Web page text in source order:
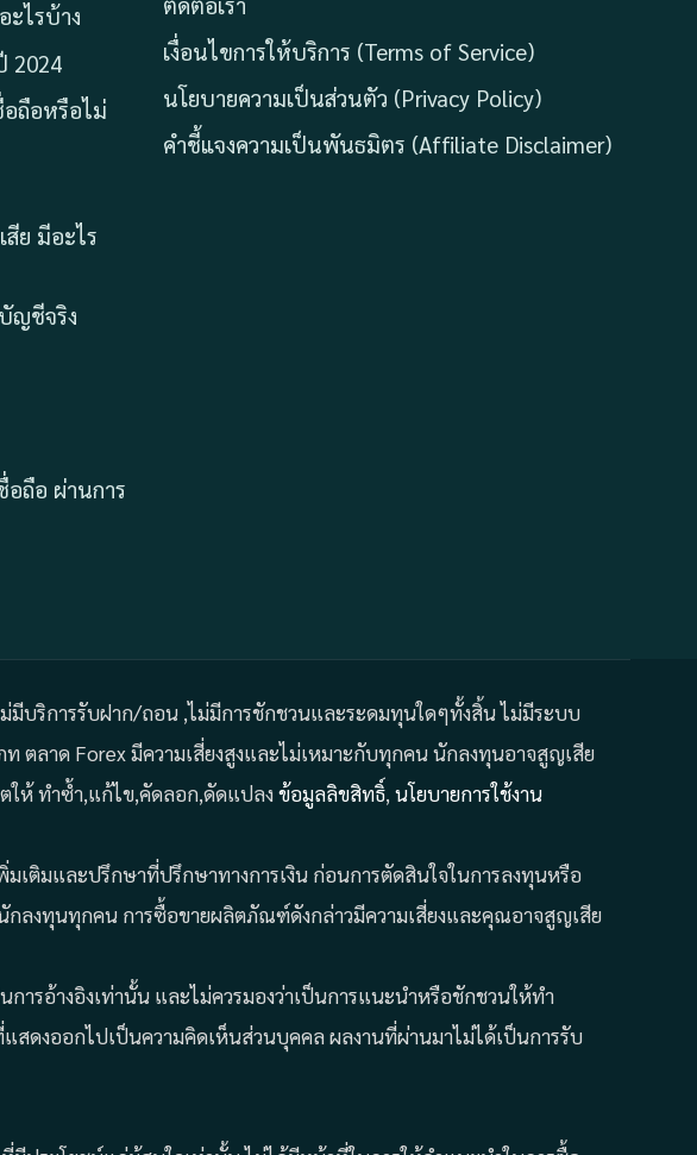
ะไรบ้าง
2024
อถือหรือไม่
ย มีอะไร
ญชีจริง
อถือ ผ่านการ
เงื่อนไขการให้บริการ (Terms of Service)
นโยบายความเป็นส่วนตัว (Privacy Policy)
คำชี้แจงความเป็นพันธมิตร (Affiliate Disclaimer)
มีบริการรับฝาก/ถอน ,ไม่มีการชักชวนและระดมทุนใดๆทั้งสิ้น ไม่มีระบบ
ตลาด Forex มีความเสี่ยงสูงและไม่เหมาะกับทุกคน นักลงทุนอาจสูญเสีย
ให้ ทำซ้ำ,แก้ไข,คัดลอก,ดัดแปลง ข้อมูลลิขสิทธิ์, นโยบายการใช้งาน
มเติมและปรึกษาที่ปรึกษาทางการเงิน ก่อนการตัดสินใจในการลงทุนหรือ
นักลงทุนทุกคน การซื้อขายผลิตภัณฑ์ดังกล่าวมีความเสี่ยงและคุณอาจสูญเสีย
รอ้างอิงเท่านั้น และไม่ควรมองว่าเป็นการแนะนำหรือชักชวนให้ทำ
สดงออกไปเป็นความคิดเห็นส่วนบุคคล ผลงานที่ผ่านมาไม่ได้เป็นการรับ